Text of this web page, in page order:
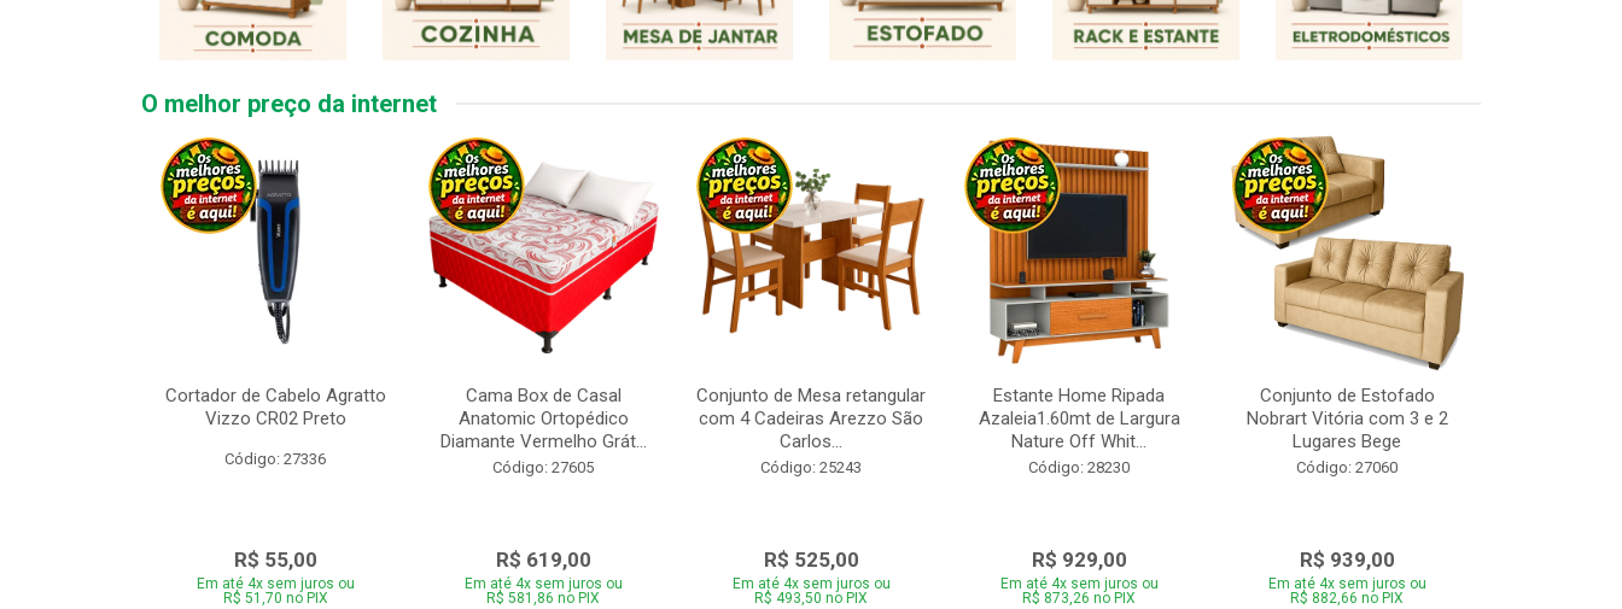
O melhor preço da internet
Cortador de Cabelo Agratto
Vizzo CR02 Preto
Código: 27336
R$ 55,00
Em até 4x sem juros ou
R$ 51,70 no PIX
Cama Box de Casal
Anatomic Ortopédico
Diamante Vermelho Grát...
Código: 27605
R$ 619,00
Em até 4x sem juros ou
R$ 581,86 no PIX
Conjunto de Mesa retangular
com 4 Cadeiras Arezzo São
Carlos...
Código: 25243
R$ 525,00
Em até 4x sem juros ou
R$ 493,50 no PIX
Estante Home Ripada
Azaleia1.60mt de Largura
Nature Off Whit...
Código: 28230
R$ 929,00
Em até 4x sem juros ou
R$ 873,26 no PIX
Conjunto de Estofado
Nobrart Vitória com 3 e 2
Lugares Bege
Código: 27060
R$ 939,00
Em até 4x sem juros ou
R$ 882,66 no PIX